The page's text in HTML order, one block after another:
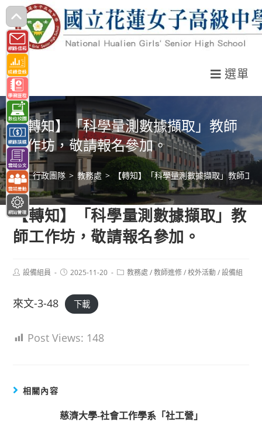
跳
轉
至
主
要
內
容
選單
【轉知】「科學量測數據擷取」教師
工作坊，敬請報名參加。
> 行政團隊 > 教務處 > 【轉知】「科學量測數據擷取」教師工
【轉知】「科學量測數據擷取」教
師工作坊，敬請報名參加。
Post設備組員
Post2025-11-20
Post教務處 / 教師進修 / 校外活動 / 設備組
來文-3-48 下載
Post Views: 148
相關內容
慈濟大學-社會工作學系「社工營」